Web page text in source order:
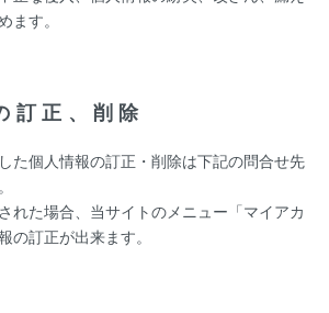
ます。
訂正、削除
た個人情報の訂正・削除は下記の問合せ先
れた場合、当サイトのメニュー「マイアカ
の訂正が出来ます。